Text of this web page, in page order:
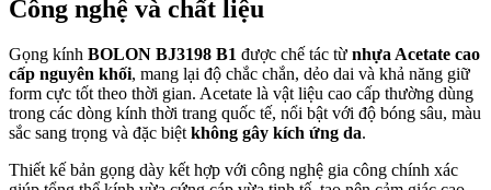
Công nghệ và chất liệu
Gọng kính BOLON BJ3198 B1 được chế tác từ nhựa Acetate cao
cấp nguyên khối, mang lại độ chắc chắn, dẻo dai và khả năng giữ
form cực tốt theo thời gian. Acetate là vật liệu cao cấp thường dùng
trong các dòng kính thời trang quốc tế, nổi bật với độ bóng sâu, màu
sắc sang trọng và đặc biệtkhông gây kích ứng da.
Thiết kế bản gọng dày kết hợp với công nghệ gia công chính xác